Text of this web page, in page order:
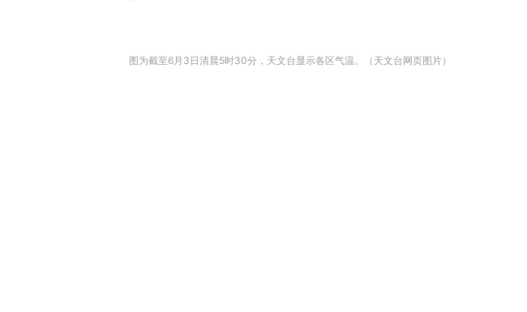
图为截至6月3日清晨5时30分，天文台显示各区气温。（天文台网页图片）